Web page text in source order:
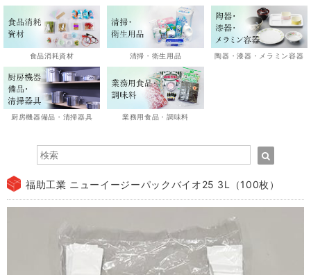
食品消耗資材 清掃・衛生用品 陶器・漆器・メラミン容器
厨房機器備品・清掃器具 業務用食品・調味料
福助工業 ニューイージーパックバイオ25 3L（100枚）